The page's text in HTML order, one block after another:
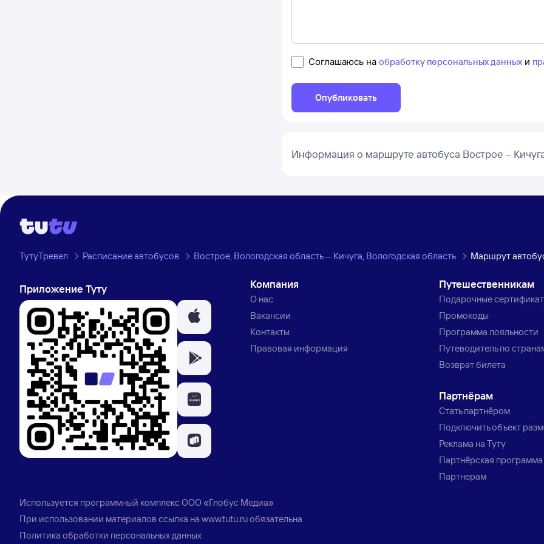
Соглашаюсь на обработку персональных данных и
Опубликовать
Информация о маршруте автобуса Вострое –
ТутуТревел Расписание автобусов Вострое, Вологодская область — Кичуга, Вологодская область Маршрут
Приложение Туту Компания
О нас
Вакансии
Контакты
Правовая информация
Путешественникам
Подарочные
Промокоды
Программа лояльности
Путеводитель по
Возврат билета
Партнёрам
Стать партнёром
Подключить объект
Реклама на Туту
Партнёрская программа
Партнерам
Используется программный комплексООО «Глобус Медиа»
При использовании материалов ссылка на www.tutu.ruобязательна
Политика обработки персональных данных